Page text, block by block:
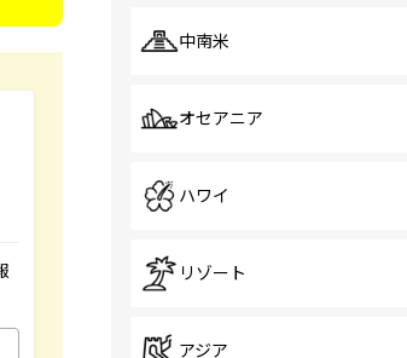
中南米
オセアニア
ハワイ
リゾート
アジア